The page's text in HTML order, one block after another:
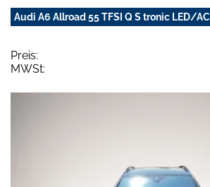
Audi A6 Allroad 55 TFSI Q S tronic LED/
Preis:
MWSt: